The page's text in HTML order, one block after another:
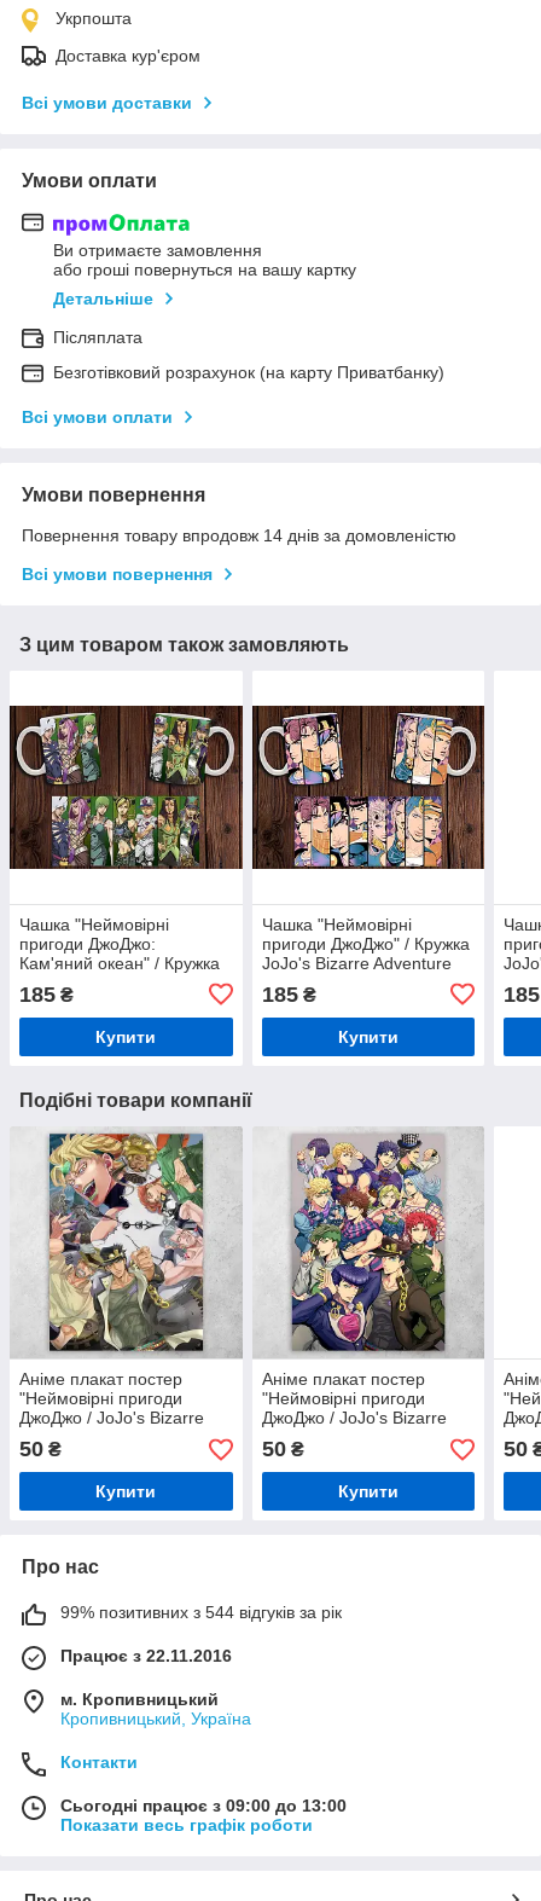
Укрпошта
Доставка кур'єром
Всі умови доставки
Умови оплати
Ви отримаєте замовлення
або гроші повернуться на вашу картку
Детальніше
Післяплата
Безготівковий розрахунок (на карту Приватбанку)
Всі умови оплати
Умови повернення
Повернення товару впродовж 14 днів за домовленістю
Всі умови повернення
З цим товаром також замовляють
Чашка "Неймовірні
пригоди ДжоДжо:
Кам'яний океан" / Кружка
JoJo's Bizarre Adventure:
Stone Ocean №3
185 ₴
Купити
Чашка "Неймовірні
пригоди ДжоДжо" / Кружка
JoJo's Bizarre Adventure
185₴
Купити
185
Подібні товари компанії
Аніме плакат постер
"Неймовірні пригоди
ДжоДжо / JoJo's Bizarre
Adventure" №8
50 ₴
Купити
Аніме плакат постер
"Неймовірні пригоди
ДжоДжо / JoJo's Bizarre
Adventure" №2
50₴
Купити
50
Про нас
99% позитивних з 544 відгуків за рік
Працює з 22.11.2016
м. Кропивницький
Кропивницький, Україна
Контакти
Сьогодні працює з 09:00 до 13:00
Показати весь графік роботи